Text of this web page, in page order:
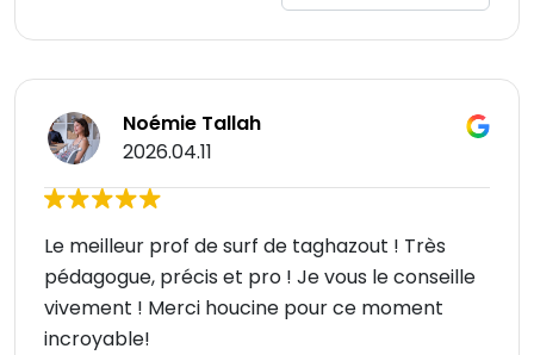
Noémie Tallah
2026.04.11
Le meilleur prof de surf de taghazout ! Très
pédagogue, précis et pro ! Je vous le conseille
vivement ! Merci houcine pour ce moment
incroyable!